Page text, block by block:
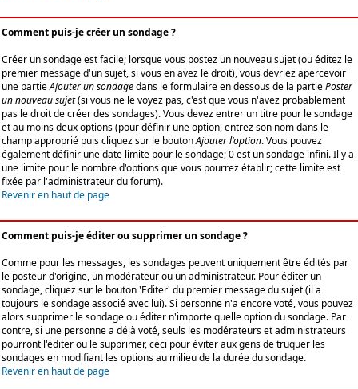
Comment puis-je créer un sondage ?
Créer un sondage est facile; lorsque vous postez un nouveau sujet (ou éditez le
premier message d'un sujet, si vous en avez le droit), vous devriez apercevoir
une partieAjouter un sondagedans le formulaire en dessous de la partiePoster
un nouveau sujet(si vous ne le voyez pas, c'est que vous n'avez probablement
pas le droit de créer des sondages). Vous devez entrer un titre pour le sondage
et au moins deux options (pour définir une option, entrez son nom dans le
champ approprié puis cliquez sur le boutonAjouter l'option. Vous pouvez
également définir une date limite pour le sondage; 0 est un sondage infini. Il y a
une limite pour le nombre d'options que vous pourrez établir; cette limite est
fixée par l'administrateur du forum).
Revenir en haut de page
Comment puis-je éditer ou supprimer un sondage ?
Comme pour les messages, les sondages peuvent uniquement être édités par
le posteur d'origine, un modérateur ou un administrateur. Pour éditer un
sondage, cliquez sur le bouton 'Editer' du premier message du sujet (il a
toujours le sondage associé avec lui). Si personne n'a encore voté, vous pouvez
alors supprimer le sondage ou éditer n'importe quelle option du sondage. Par
contre, si une personne a déjà voté, seuls les modérateurs et administrateurs
pourront l'éditer ou le supprimer, ceci pour éviter aux gens de truquer les
sondages en modifiant les options au milieu de la durée du sondage.
Revenir en haut de page